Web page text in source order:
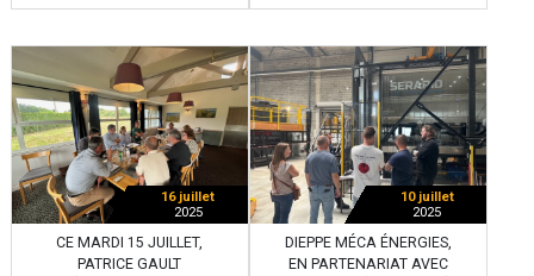
16 juillet
2025
CE MARDI 15 JUILLET,
PATRICE GAULT
10 juillet
2025
DIEPPE MÉCA ÉNERGIES,
EN PARTENARIAT AVEC